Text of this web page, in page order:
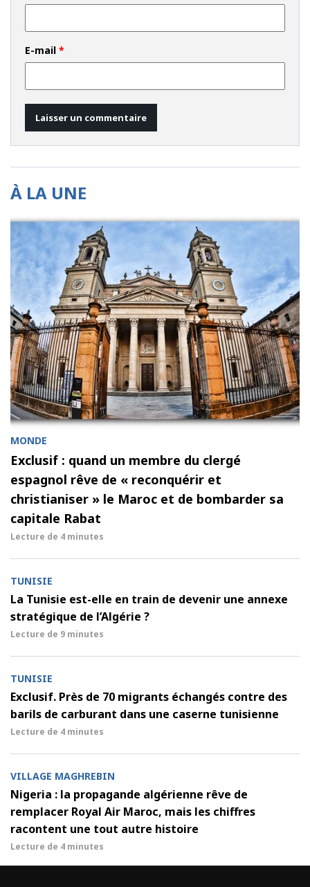
E-mail *
À LA UNE
MONDE
Exclusif : quand un membre du clergé
espagnol rêve de « reconquérir et
christianiser » le Maroc et de bombarder sa
capitale Rabat
Lecture de 4 minutes
TUNISIE
La Tunisie est-elle en train de devenir une annexe
stratégique de l’Algérie ?
Lecture de 9 minutes
TUNISIE
Exclusif. Près de 70 migrants échangés contre des
barils de carburant dans une caserne tunisienne
Lecture de 4 minutes
VILLAGE MAGHREBIN
Nigeria : la propagande algérienne rêve de
remplacer Royal Air Maroc, mais les chiffres
racontent une tout autre histoire
Lecture de 4 minutes